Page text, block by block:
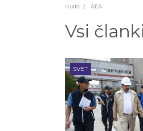
Hudo / IAEA
Vsi
SVET